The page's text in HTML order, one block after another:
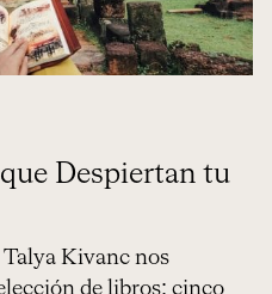
Despiertan tu
Kivanc nos
de libros; cinco